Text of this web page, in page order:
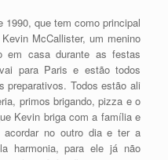
1990, que tem como principal
McCallister, um menino
casa durante as festas
para Paris e estão todos
preparativos. Todos estão ali
primos brigando, pizza e o
Kevin briga com a família e
acordar no outro dia e ter a
harmonia, para ele já não